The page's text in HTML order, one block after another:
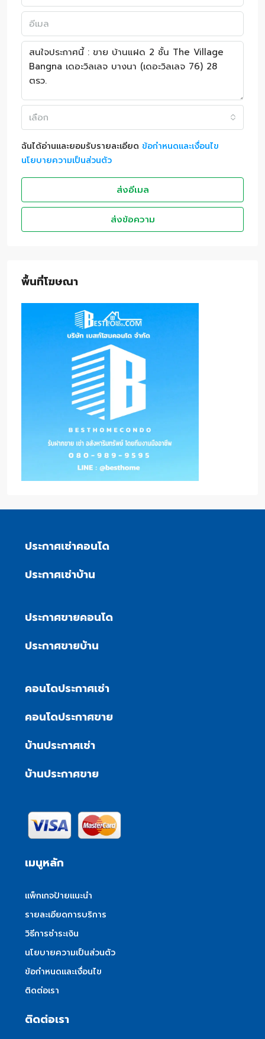
เลือก
ฉันได้อ่านและยอมรับรายละเอียด ข้อกำหนดและเงื่อนไข
นโยบายความเป็นส่วนตัว
ส่งอีเมล
ส่งข้อความ
พื้นที่โฆษณา
ประกาศเช่าคอนโด
ประกาศเช่าบ้าน
ประกาศขายคอนโด
ประกาศขายบ้าน
คอนโดประกาศเช่า
คอนโดประกาศขาย
บ้านประกาศเช่า
บ้านประกาศขาย
เมนูหลัก
แพ็กเกจป้ายแนะนำ
รายละเอียดการบริการ
วิธีการชำระเงิน
นโยบายความเป็นส่วนตัว
ข้อกำหนดและเงื่อนไข
ติดต่อเรา
ติดต่อเรา